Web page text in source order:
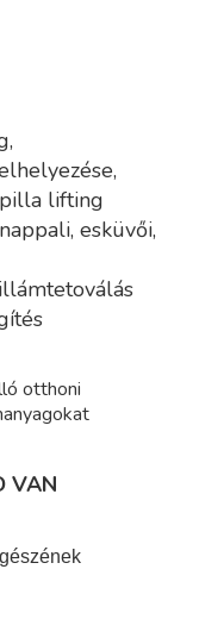
lifting
esküvői,
otthoni
VAN